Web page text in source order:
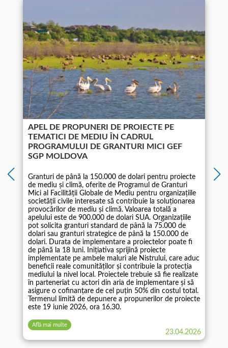
APEL DE PROPUNERI DE PROIECTE PE
TEMATICI DE MEDIU ÎN CADRUL
PROGRAMULUI DE GRANTURI MICI GEF
SGP MOLDOVA
Granturi de până la 150.000 de dolari pentru proiecte
de mediu și climă, oferite de Programul de Granturi
Mici al Facilității Globale de Mediu pentru organizațiile
societății civile interesate să contribuie la soluționarea
provocărilor de mediu și climă. Valoarea totală a
apelului este de 900.000 de dolari SUA. Organizațiile
pot solicita granturi standard de până la 75.000 de
dolari sau granturi strategice de până la 150.000 de
dolari. Durata de implementare a proiectelor poate fi
de până la 18 luni. Inițiativa sprijină proiecte
implementate pe ambele maluri ale Nistrului, care aduc
beneficii reale comunităților și contribuie la protecția
mediului la nivel local. Proiectele trebuie să fie realizate
în parteneriat cu actori din aria de implementare și să
asigure o cofinanțare de cel puțin 50% din costul total.
Termenul limită de depunere a propunerilor de proiecte
este 19 iunie 2026, ora 16.30.
Află mai multe
23.04.2026